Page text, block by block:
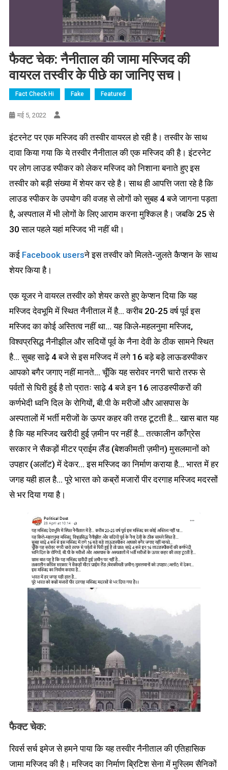
फैक्ट चेक: नैनीताल की जामा मस्जिद की
वायरल तस्वीर के पीछे का जानिए सच।
Fact Check Hi Fake Featured
मई 5, 2022
इंटरनेट पर एक मस्जिद की तस्वीर वायरल हो रही है। तस्वीर के साथ
दावा किया गया कि ये तस्वीर नैनीताल की एक मस्जिद की है। इंटरनेट
पर लोग लाउड स्पीकर को लेकर मस्जिद को निशाना बनाते हुए इस
तस्वीर को बड़ी संख्या में शेयर कर रहे है। साथ ही आपत्ति जता रहे है कि
लाउड स्पीकर के उपयोग की वजह से लोगों को सुबह 4 बजे जागना पड़ता
है, अस्पताल में भी लोगों के लिए आराम करना मुश्किल है। जबकि 25 से
30 साल पहले यहां मस्जिद भी नहीं थी।
कई Facebook usersने इस तस्वीर को मिलते-जुलते कैप्शन के साथ
शेयर किया है।
एक यूजर ने वायरल तस्वीर को शेयर करते हुए केप्शन दिया कि यह
मस्जिद देवभूमि में स्थित नैनीताल में है… करीब 20-25 वर्ष पूर्व इस
मस्जिद का कोई अस्तित्व नहीं था… यह किले-महलनुमा मस्जिद,
विश्वप्रसिद्ध नैनीझील और सदियों पूर्व के नैना देवी के ठीक सामने स्थित
है… सुबह साढ़े 4 बजे से इस मस्जिद में लगे 16 बड़े बड़े लाऊडस्पीकर
आपको बगैर जगाए नहीं मानते… चूँकि यह सरोवर नगरी चारो तरफ से
पर्वतों से घिरी हुई है तो प्रातः साढ़े 4 बजे इन 16 लाउडस्पीकरों की
कर्णभेदी ध्वनि दिल के रोगियों, बी.पी के मरीजों और आसपास के
अस्पतालों में भर्ती मरीजों के ऊपर कहर की तरह टूटती है… खास बात यह
है कि यह मस्जिद खरीदी हुई ज़मीन पर नहीं है… तत्कालीन काँग्रेस
सरकार ने सैकड़ों मीटर प्राईम लैंड (बेशकीमती ज़मीन) मुसलमानों को
उपहार (अलॉट) में देकर… इस मस्जिद का निर्माण कराया है… भारत में हर
जगह यही हाल है… पूरे भारत को कब्रों मजारों पीर दरगाह मस्जिद मदरसों
से भर दिया गया है।
फैक्ट चेक:
रिवर्स सर्च इमेज से हमने पाया कि यह तस्वीर नैनीताल की एतिहासिक
जामा मस्जिद की है। मस्जिद का निर्माण ब्रिटिश सेना में मुस्लिम सैनिकों